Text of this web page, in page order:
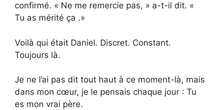
confirmé. « Ne me remercie pas, » a-t-il dit. «
Tu as mérité ça .»
Voilà qui était Daniel. Discret. Constant.
Toujours là.
Je ne l’ai pas dit tout haut à ce moment-là, mais
dans mon cœur, je le pensais chaque jour : Tu
es mon vrai père.